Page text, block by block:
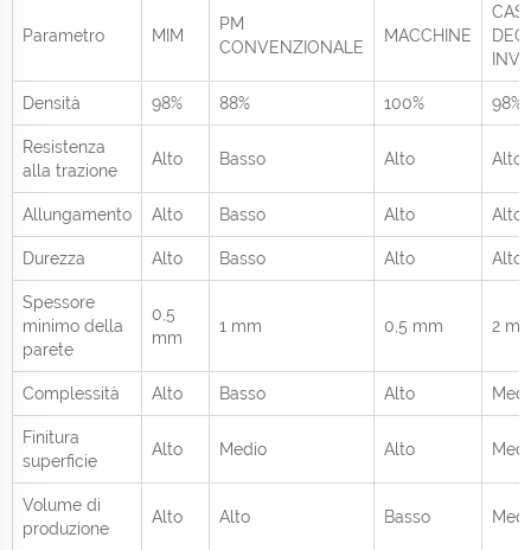
Parametro MIM
PM
CONVENZIONALE
MACCHINE
Densità 98% 88% 100% 98%
Resistenza
alla trazione
Alto Basso Alto Alto
Allungamento Alto Basso Alto Alto
Durezza Alto Basso Alto Alto
Spessore
minimo della
parete
0,5
mm
1 mm 0,5 mm 2
Complessità Alto Basso Alto
Finitura
superficie
Alto Medio Alto
Volume di
produzione
Alto Alto Basso